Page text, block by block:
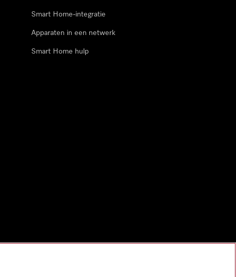
Smart Home-integratie
Apparaten in een netwerk
Smart Home hulp